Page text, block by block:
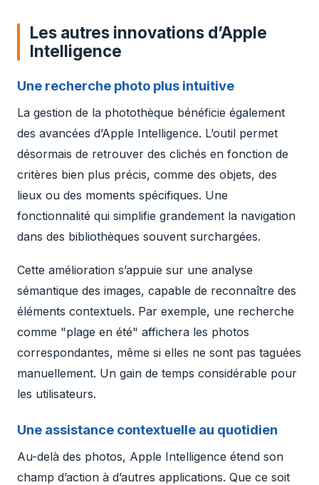
Les autres innovations d’Apple
Intelligence
Une recherche photo plus intuitive
La gestion de la photothèque bénéficie également
des avancées d’Apple Intelligence. L’outil permet
désormais de retrouver des clichés en fonction de
critères bien plus précis, comme des objets, des
lieux ou des moments spécifiques. Une
fonctionnalité qui simplifie grandement la navigation
dans des bibliothèques souvent surchargées.
Cette amélioration s’appuie sur une analyse
sémantique des images, capable de reconnaître des
éléments contextuels. Par exemple, une recherche
comme "plage en été" affichera les photos
correspondantes, même si elles ne sont pas taguées
manuellement. Un gain de temps considérable pour
les utilisateurs.
Une assistance contextuelle au quotidien
Au-delà des photos, Apple Intelligence étend son
champ d’action à d’autres applications. Que ce soit